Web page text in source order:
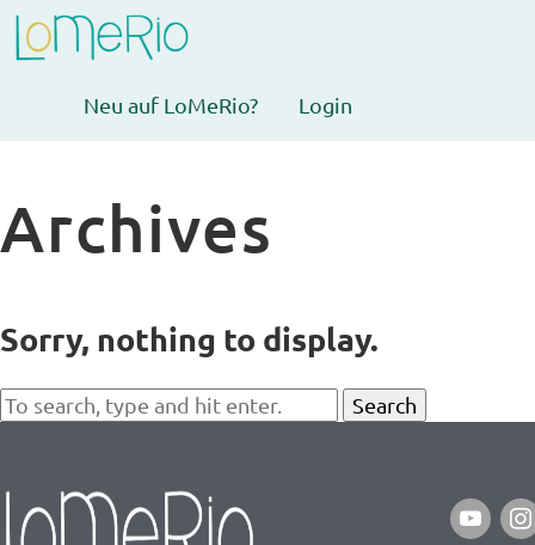
Neu auf LoMeRio? Login
Archives
Sorry, nothing to display.
Search
youtube